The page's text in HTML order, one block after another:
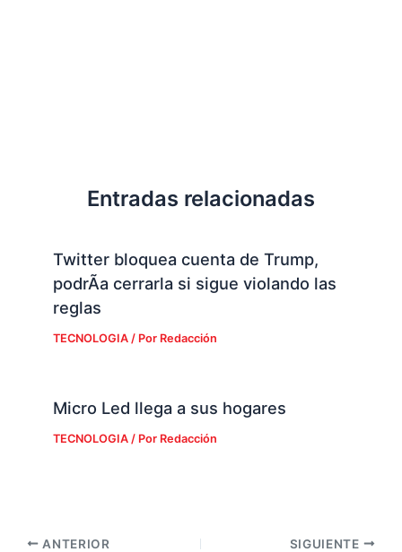
Entradas relacionadas
Twitter bloquea cuenta de Trump,
podrÃ­a cerrarla si sigue violando las
reglas
TECNOLOGIA/ Por Redacción
Micro Led llega a sus hogares
TECNOLOGIA/ Por Redacción
ANTERIOR SIGUIENTE